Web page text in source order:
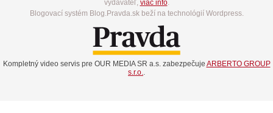
vydavateľ, viac info.
Blogovací systém Blog.Pravda.sk beží na technológií Wordpress.
Kompletný video servis pre OUR MEDIA SR a.s. zabezpečuje ARBERTO GROUP
s.r.o..